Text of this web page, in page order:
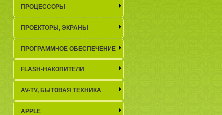
ПРОЦЕССОРЫ
ПРОЕКТОРЫ, ЭКРАНЫ
ПРОГРАММНОЕ ОБЕСПЕЧЕНИЕ
FLASH-НАКОПИТЕЛИ
AV-TV, БЫТОВАЯ ТЕХНИКА
APPLE